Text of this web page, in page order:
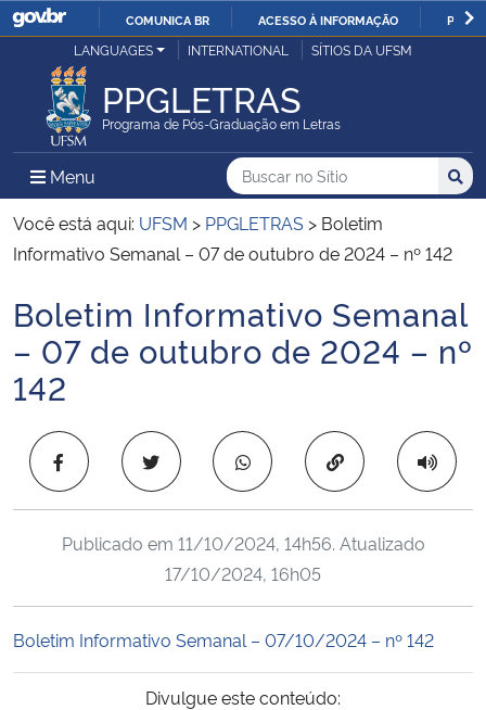
IR
O
COMUNICA BR ACESSO À INFORMAÇÃO
Ministério da Justiça e Segurança Pública
Ministério da Defesa
Ministério das Relações Exteriores
Ministério da Infraestrutura
Ministério da Agricultura, Pecuária e Abastecimento
Ministério da Educação
Ministério da Ciência, Tecnologia, Inovações e Comunicações
LANGUAGES INTERNATIONAL SÍTIOS DA UFSM
PPGLETRAS
Programa de Pós-Graduação em Letras
Menu Menu Principal do Sítio
Busca
Buscar no no Sítio
Busca:
Você está aqui: UFSM > PPGLETRAS > Boletim
Informativo Semanal – 07 de outubro de 2024 – nº 142
Início do conteúdo
Boletim Informativo Semanal
– 07 de outubro de 2024 – nº
142
Copiar para área
Publicado em 11/10/2024, 14h56. Atualizado
17/10/2024, 16h05
Boletim Informativo Semanal – 07/10/2024 – nº 142
Divulgue este conteúdo: